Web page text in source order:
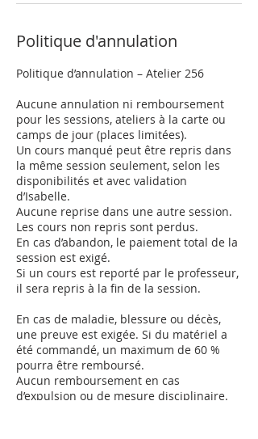
Politique d'annulation
Politique d’annulation – Atelier 256
Aucune annulation ni remboursement
pour les sessions, ateliers à la carte ou
camps de jour (places limitées).
Un cours manqué peut être repris dans
la même session seulement, selon les
disponibilités et avec validation
d’Isabelle.
Aucune reprise dans une autre session.
Les cours non repris sont perdus.
En cas d’abandon, le paiement total de la
session est exigé.
Si un cours est reporté par le professeur,
il sera repris à la fin de la session.
En cas de maladie, blessure ou décès,
une preuve est exigée. Si du matériel a
été commandé, un maximum de 60 %
pourra être remboursé.
Aucun remboursement en cas
d’expulsion ou de mesure disciplinaire.